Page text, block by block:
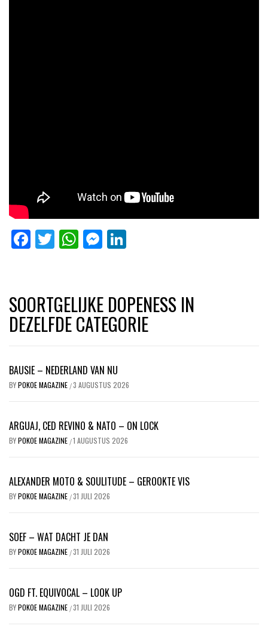
Facebook
Twitter
WhatsApp
Messenger
SOORTGELIJKE DOPENESS IN
DEZELFDE CATEGORIE
BAUSIE – NEDERLAND VAN NU
BYPOKOE MAGAZINE /3 AUGUSTUS 2026
ARGUAJ, CED REVINO & NATO – ON LOCK
BYPOKOE MAGAZINE /1 AUGUSTUS 2026
ALEXANDER MOTO & SOULITUDE – GEROOKTE VIS
BYPOKOE MAGAZINE /31 JULI 2026
SOEF – WAT DACHT JE DAN
BYPOKOE MAGAZINE /31 JULI 2026
OGD FT. EQUIVOCAL – LOOK UP
BYPOKOE MAGAZINE /31 JULI 2026